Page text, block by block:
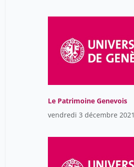
Le Patrimoine Genevois
vendredi 3 décembre 2021